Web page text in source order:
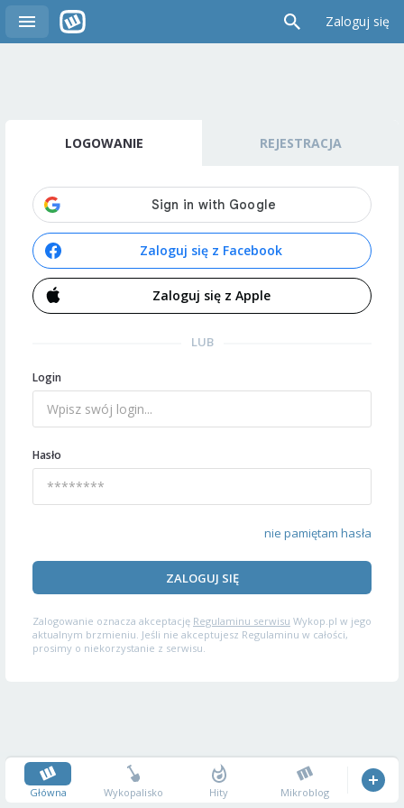
Zaloguj się
LOGOWANIE REJESTRACJA
Zaloguj się z Facebook
Zaloguj się z Apple
LUB
Login
Hasło
nie pamiętam hasła
ZALOGUJ SIĘ
Zalogowanie oznacza akceptację Regulaminu serwisu Wykop.pl w jego
aktualnym brzmieniu. Jeśli nie akceptujesz Regulaminu w całości,
prosimy o niekorzystanie z serwisu.
Główna Wykopalisko Hity Mikroblog